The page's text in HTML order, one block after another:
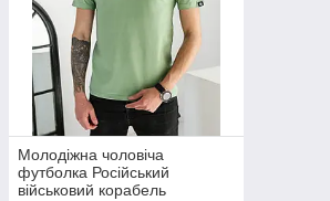
Молодіжна чоловіча
футболка Російський
військовий корабель